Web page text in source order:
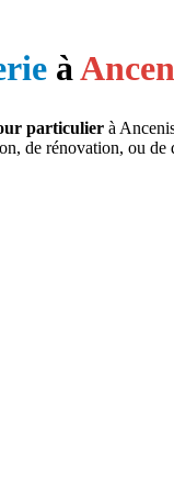
à
particulier à
de rénovation, ou